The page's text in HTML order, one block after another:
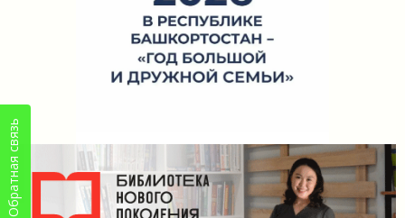
Обратная связь